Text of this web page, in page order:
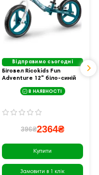
Відправимо сьогодні
Біговел Ricokids Fun
Adventure 12" біло-синій
В НАЯВНОСТІ
396₴2364₴
Купити
Замовити в 1 клік